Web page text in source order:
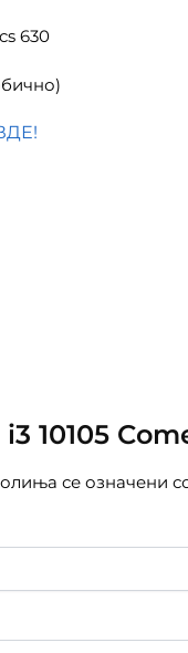
630
10105
се означени